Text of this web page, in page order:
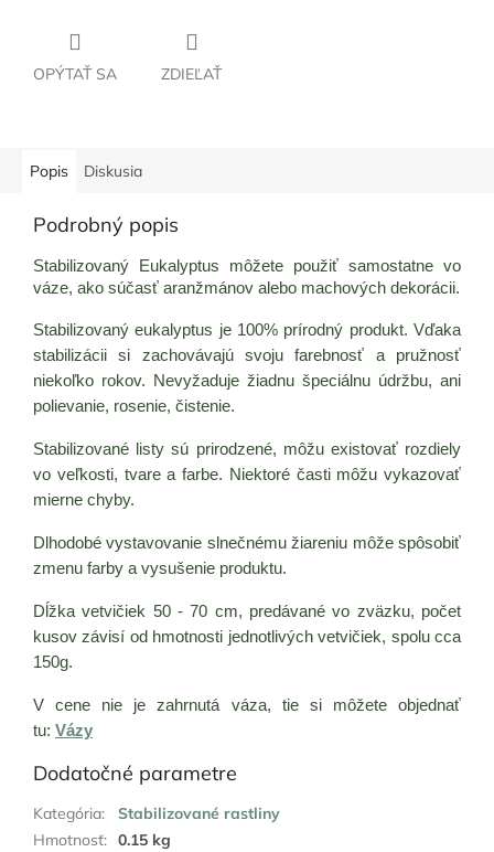
OPÝTAŤ SA ZDIEĽAŤ
Popis Diskusia
Podrobný popis
Stabilizovaný Eukalyptus môžete použiť samostatne vo
váze, ako súčasť aranžmánov alebo machových dekorácii.
Stabilizovaný eukalyptus je 100% prírodný produkt. Vďaka
stabilizácii si zachovávajú svoju farebnosť a pružnosť
niekoľko rokov. Nevyžaduje žiadnu špeciálnu údržbu, ani
polievanie, rosenie, čistenie.
Stabilizované listy sú prirodzené, môžu existovať rozdiely
vo veľkosti, tvare a farbe. Niektoré časti môžu vykazovať
mierne chyby.
Dlhodobé vystavovanie slnečnému žiareniu môže spôsobiť
zmenu farby a vysušenie produktu.
Dĺžka vetvičiek 50 - 70 cm, predávané vo zväzku, počet
kusov závisí od hmotnosti jednotlivých vetvičiek, spolu cca
150g.
V cene nie je zahrnutá váza, tie si môžete objednať
tu: Vázy
Dodatočné parametre
Kategória:
Stabilizované rastliny
Hmotnosť: 0.15 kg